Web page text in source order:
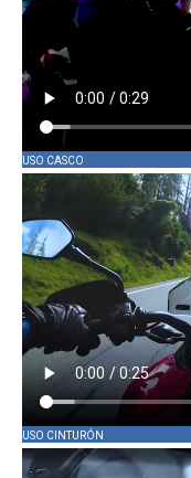
USO CASCO
USO CINTURÓN